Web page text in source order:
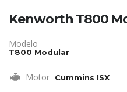
Kenworth T800
Modelo
T800 Modular
Motor Cummins ISX